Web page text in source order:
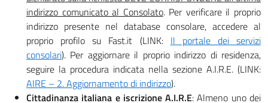
indirizzo comunicato al Consolato. Per verificare il proprio
indirizzo presente nel database consolare, accedere al
proprio profilo su Fast.it (LINK: Il portale dei servizi
consolari). Per aggiornare il proprio indirizzo di residenza,
seguire la procedura indicata nella sezione A.I.R.E. (LINK:
AIRE – 2. Aggiornamento di indirizzo).
Cittadinanza italiana e iscrizione A.I.R.E: Almeno uno dei